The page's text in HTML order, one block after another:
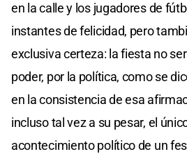
en la calle y los jugadores de
instantes de felicidad, pero
exclusiva certeza: la fiesta no
poder, por la política, como se
en la consistencia de esa
incluso tal vez a su pesar, el
acontecimiento político de un